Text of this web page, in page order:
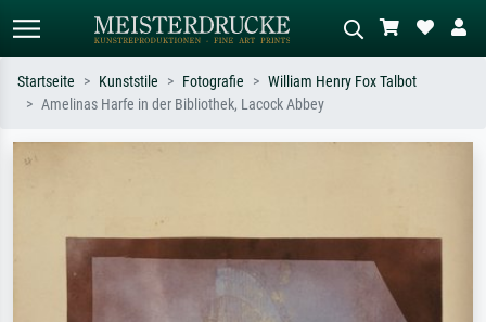
Suchen Sie nach Künstlern, Werktiteln
Hokusai, Akt.
Startseite Kunststile Fotografie
William Henry Fox Talbot
Amelinas Harfe in der Bibliothek, Lacock Abbey